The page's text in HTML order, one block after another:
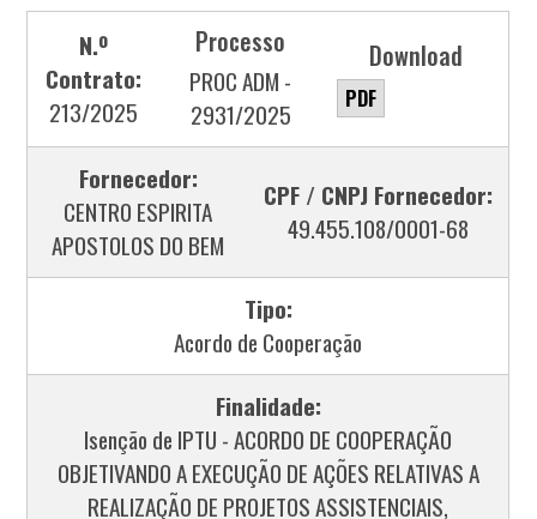
N.º
Contrato:
213/2025
Processo
PROC ADM -
2931/2025
Download
PDF
Fornecedor:
CENTRO ESPIRITA
APOSTOLOS DO BEM
CPF / CNPJ Fornecedor:
49.455.108/0001-68
Tipo:
Acordo de Cooperação
Finalidade:
Isenção de IPTU - ACORDO DE COOPERAÇÃO
OBJETIVANDO A EXECUÇÃO DE AÇÕES RELATIVAS A
REALIZAÇÃO DE PROJETOS ASSISTENCIAIS,